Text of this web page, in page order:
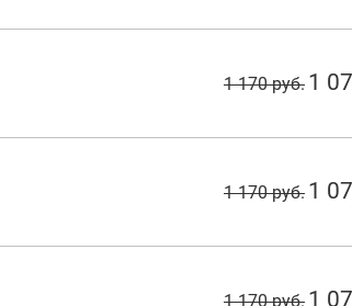
1 170 руб. 1
1 170 руб. 1
1 170 руб. 1